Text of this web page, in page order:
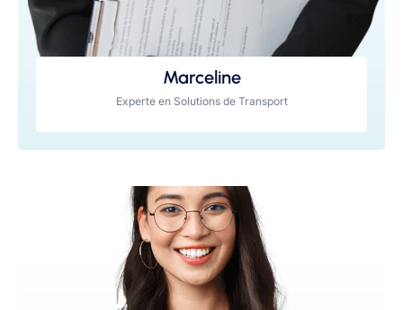
Marceline
Experte en Solutions de Transport